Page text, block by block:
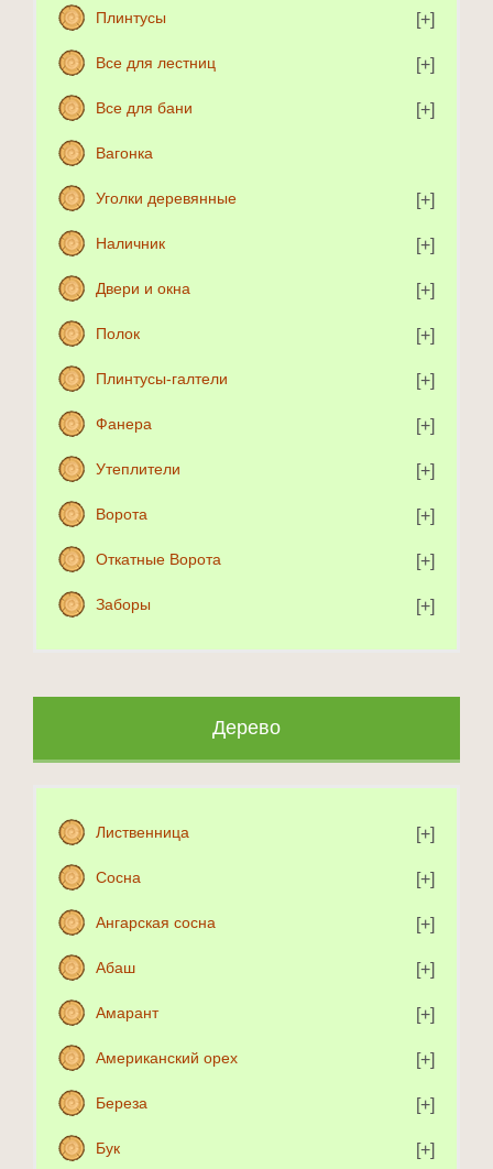
Плинтусы
Все для лестниц
Все для бани
Вагонка
Уголки деревянные
Наличник
Двери и окна
Полок
Плинтусы-галтели
Фанера
Утеплители
Ворота
Откатные Ворота
Заборы
Дерево
Лиственница
Сосна
Ангарская сосна
Абаш
Амарант
Американский орех
Береза
Бук